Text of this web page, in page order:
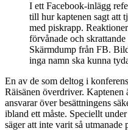
I ett Facebook-inlägg
till hur kaptenen sagt att
med piskrapp.
förvånade och
Skärmdump från FB.
inga namn ska kunna
En av de som deltog i
Räisänen överdriver. Kaptenen
ansvarar över besättningens
ibland ett måste. Speciellt
säger att inte varit så utmanade